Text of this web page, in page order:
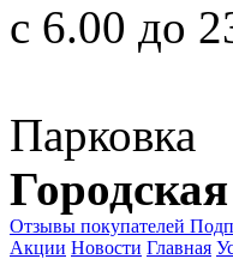
с 6.00 до
Парковка
Отзывы покупателей
Акции Новости Главная